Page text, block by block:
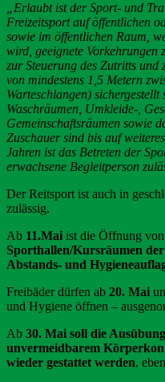
„Erlaubt ist der Sport- und
Freizeitsport auf öffentlichen
sowie im öffentlichen Raum,
wird, geeignete Vorkehrungen
zur Steuerung des Zutritts und
von mindestens 1,5 Metern
Warteschlangen)
Waschräumen, Umkleide-,
Gemeinschaftsräumen sowie
Zuschauer sind bis auf
Jahren ist das Betreten der
erwachsene Begleitperson
Der Reitsport ist auch in
zulässig.
Ab 11.Mai ist die Öffnung von
Sporthallen/Kursräumen
Abstands- und
Freibäder dürfen ab 20. Mai
und Hygiene öffnen –
Ab 30. Mai soll die
unvermeidbarem
wieder gestattet werden,